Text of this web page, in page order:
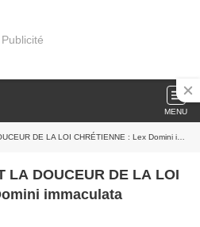
Publicité
MENU
DE LA LOI CHRÉTIENNE : Lex Domini immaculata
LA DOUCEUR DE LA LOI
immaculata